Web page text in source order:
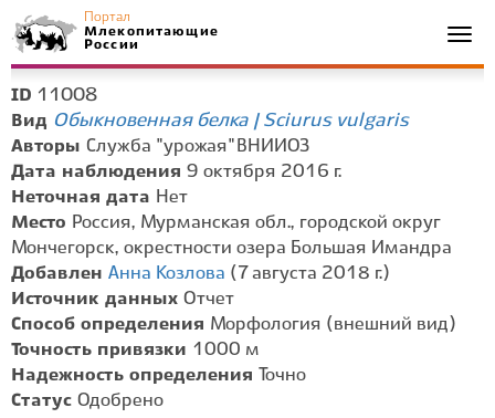
Портал
Млекопитающие
России
ID 11008
Вид Обыкновенная белка | Sciurus vulgaris
Авторы Служба "урожая" ВНИИОЗ
Дата наблюдения 9 октября 2016 г.
Неточная дата Нет
Место Россия, Мурманская обл., городской округ
Мончегорск, окрестности озера Большая Имандра
Добавлен Анна Козлова (7 августа 2018 г.)
Источник данных Отчет
Способ определения Морфология (внешний вид)
Точность привязки 1000 м
Надежность определения
Точно
Статус Одобрено